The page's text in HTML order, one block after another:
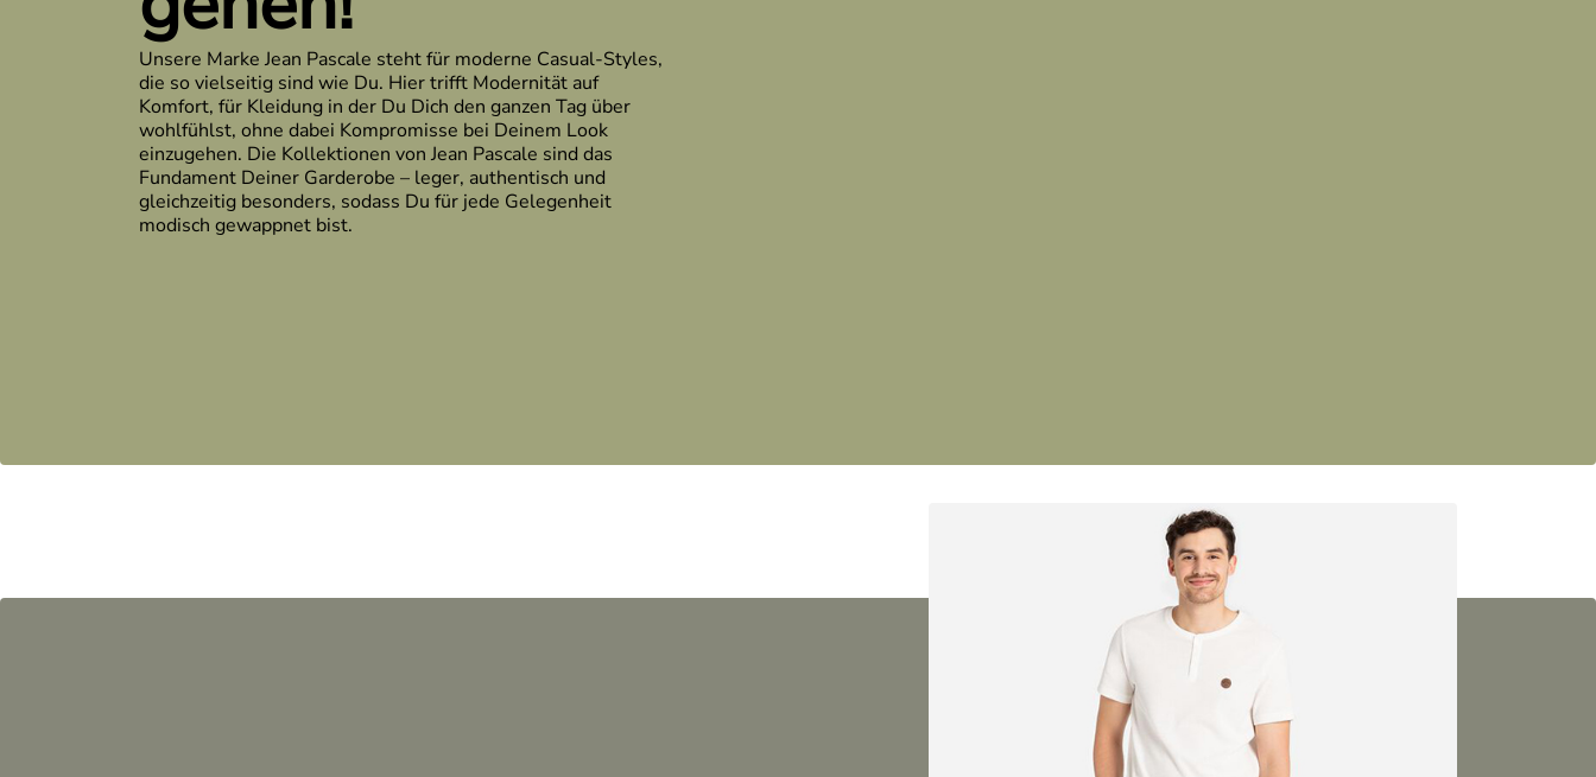
Unsere Marke Jean Pascale steht für moderne Casual-Styles,
die so vielseitig sind wie Du. Hier trifft Modernität auf
Komfort, für Kleidung in der Du Dich den ganzen Tag über
wohlfühlst, ohne dabei Kompromisse bei Deinem Look
einzugehen. Die Kollektionen von Jean Pascale sind das
Fundament Deiner Garderobe – leger, authentisch und
gleichzeitig besonders, sodass Du für jede Gelegenheit
modisch gewappnet bist.